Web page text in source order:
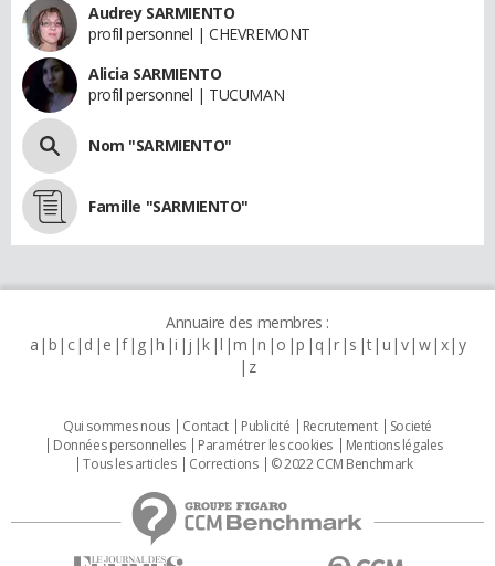
Audrey SARMIENTO
profil personnel | CHEVREMONT
Alicia SARMIENTO
profil personnel | TUCUMAN
Nom "SARMIENTO"
Famille "SARMIENTO"
Annuaire des membres :
a b c d e f g h i j k l m n o p q r s t u v w x y
z
Qui sommes nous Contact Publicité Recrutement
Societé
Données personnelles
Paramétrer les cookies
Mentions légales
Tous les articles
Corrections © 2022 CCM Benchmark